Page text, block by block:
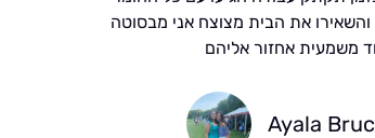
והשאירו את הבית מצוצח אני מבסוטה
משמעית אחזור אליהם
Ayala